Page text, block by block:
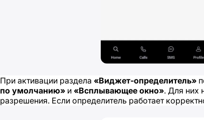
При активации раздела «Виджет-определитель»
по умолчанию» и «Всплывающее окно». Для них
разрешения. Если определитель работает